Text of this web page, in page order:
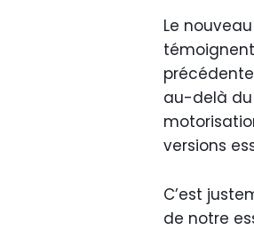
Le nouveau
au-delà du
versions
C’est
de notre